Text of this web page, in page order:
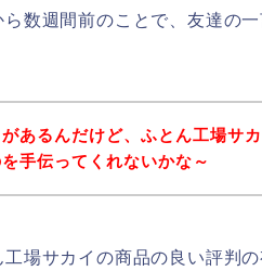
数週間前のことで、友達の
あるんだけど、ふとん工場サカ
手伝ってくれないかな～
場サカイの商品の良い評判